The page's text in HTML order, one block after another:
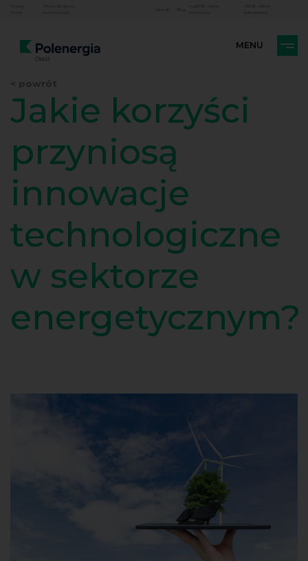
mojBOK - Klient
eBOK - Klient
Jakie korzyści
przyniosą
innowacje
technologiczne
w sektorze
energetycznym?